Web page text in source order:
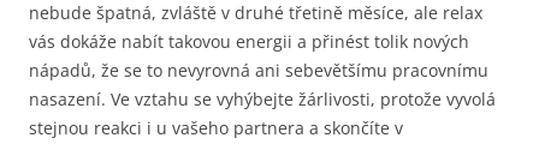
nebude špatná, zvláště v druhé třetině měsíce, ale relax
vás dokáže nabít takovou energii a přinést tolik nových
nápadů, že se to nevyrovná ani sebevětšímu pracovnímu
nasazení. Ve vztahu se vyhýbejte žárlivosti, protože vyvolá
stejnou reakci i u vašeho partnera a skončíte v